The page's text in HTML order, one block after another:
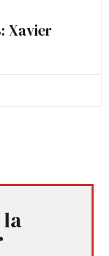
Xavier